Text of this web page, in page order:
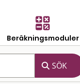
Beräkningsmoduler